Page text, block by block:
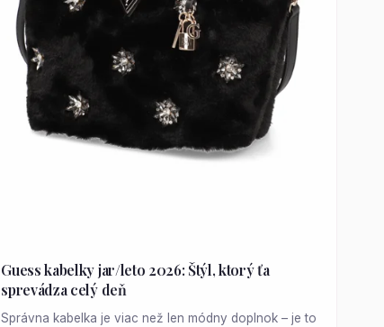
Guess kabelky jar/leto 2026: Štýl, ktorý ťa
sprevádza celý deň
Správna kabelka je viac než len módny doplnok – je to